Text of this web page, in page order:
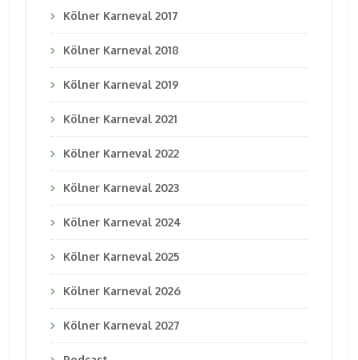
Kölner Karneval 2017
Kölner Karneval 2018
Kölner Karneval 2019
Kölner Karneval 2021
Kölner Karneval 2022
Kölner Karneval 2023
Kölner Karneval 2024
Kölner Karneval 2025
Kölner Karneval 2026
Kölner Karneval 2027